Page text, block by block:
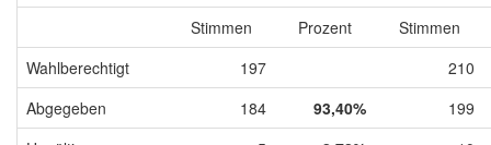
Stimmen
Prozent
Stimmen
Wahlberechtigt
197
210
Abgegeben
184 93,40%
199